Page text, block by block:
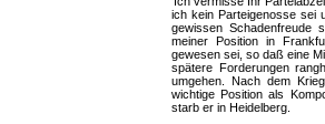
ich kein Parteigenosse sei
gewissen Schadenfreude
meiner Position in
gewesen sei, so daß eine
spätere Forderungen
umgehen. Nach dem
wichtige Position als
starb er in Heidelberg.